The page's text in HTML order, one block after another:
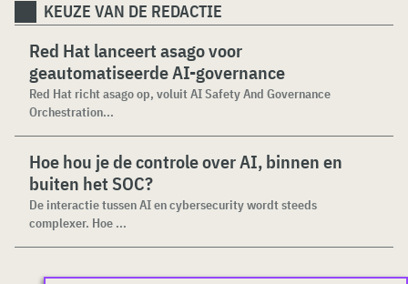
KEUZE VAN DE REDACTIE
Red Hat lanceert asago voor
geautomatiseerde AI-governance
Red Hat richt asago op, voluit AI Safety And Governance
Orchestration...
Hoe hou je de controle over AI, binnen en
buiten het SOC?
De interactie tussen AI en cybersecurity wordt steeds
complexer. Hoe ...